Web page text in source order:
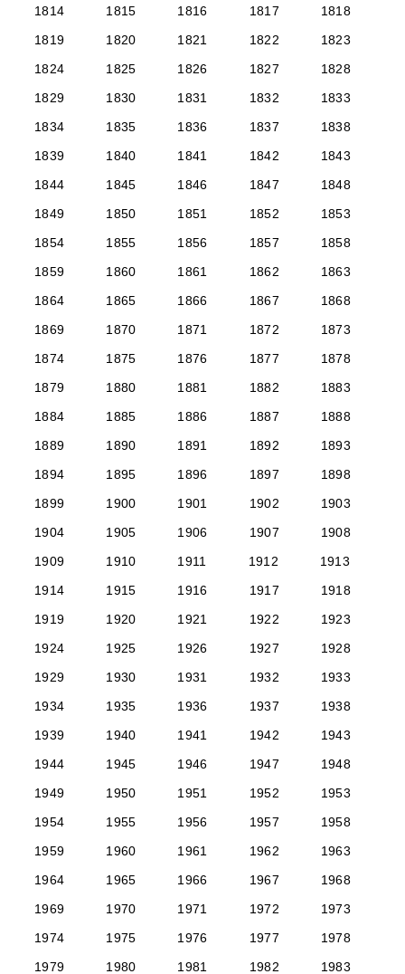
1814
1815 1816 1817
1818
1819
1820 1821 1822
1823
1824
1825 1826 1827
1828
1829
1830 1831 1832
1833
1834
1835 1836 1837
1838
1839
1840 1841 1842
1843
1844
1845 1846 1847
1848
1849
1850 1851 1852
1853
1854
1855 1856 1857
1858
1859
1860 1861 1862
1863
1864
1865 1866 1867
1868
1869
1870 1871 1872
1873
1874
1875 1876 1877
1878
1879
1880 1881 1882
1883
1884
1885 1886 1887
1888
1889
1890 1891 1892
1893
1894
1895 1896 1897
1898
1899
1900 1901 1902
1903
1904
1905 1906 1907
1908
1909
1910 1911 1912
1913
1914
1915 1916 1917
1918
1919
1920 1921 1922
1923
1924
1925 1926 1927
1928
1929
1930 1931 1932
1933
1934
1935 1936 1937
1938
1939
1940 1941 1942
1943
1944
1945 1946 1947
1948
1949
1950 1951 1952
1953
1954
1955 1956 1957
1958
1959
1960 1961 1962
1963
1964
1965 1966 1967
1968
1969
1970 1971 1972
1973
1974
1975 1976 1977
1978
1979
1980 1981 1982 1983